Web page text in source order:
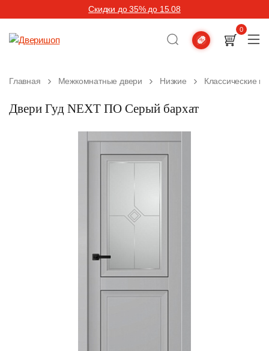
Скидки до 35% до 15.08
0
Главная Межкомнатные двери Низкие Классические
Двери Гуд NEXT ПО Серый бархат